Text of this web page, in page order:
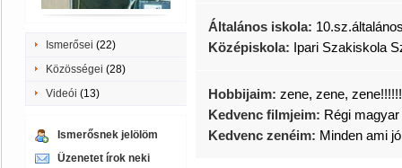
Ismerősei (22)
Közösségei (28)
Videói (13)
Ismerősnek jelölöm
Üzenetet írok neki
Általános iskola:
Középiskola: Ipari Szakiskola
Hobbijaim: zene, zene,
Kedvenc filmjeim: Régi
Kedvenc zenéim: Minden ami